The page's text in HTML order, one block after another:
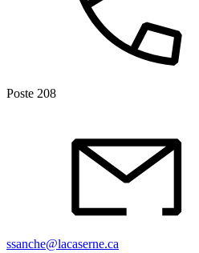
Poste 208
ssanche@lacaserne.ca